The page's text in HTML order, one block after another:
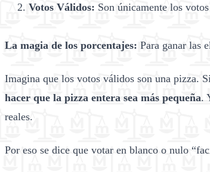
Votos Válidos: Son únicamente los
La magia de los porcentajes: Para ganar las
Imagina que los votos válidos son una pizza.
hacer que la pizza entera sea más pequeña.
reales.
Por eso se dice que votar en blanco o nulo